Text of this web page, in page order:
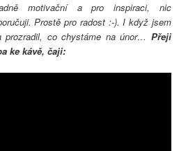
motivační a pro inspiraci, nic
Prostě pro radost :-). I když jsem
prozradil, co chystáme na únor… Přeji
ke kávě, čaji: